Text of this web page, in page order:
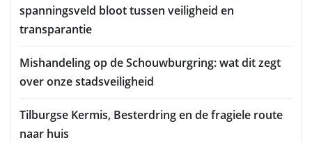
spanningsveld bloot tussen veiligheid en
transparantie
Mishandeling op de Schouwburgring: wat dit zegt
over onze stadsveiligheid
Tilburgse Kermis, Besterdring en de fragiele route
naar huis